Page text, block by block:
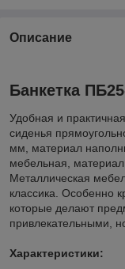
Описание
Банкетка
Удобная и
сиденья
мм, материал
мебельная,
Металлическая
классика. Особенно
которые делают
привлекательными,
Характеристики: